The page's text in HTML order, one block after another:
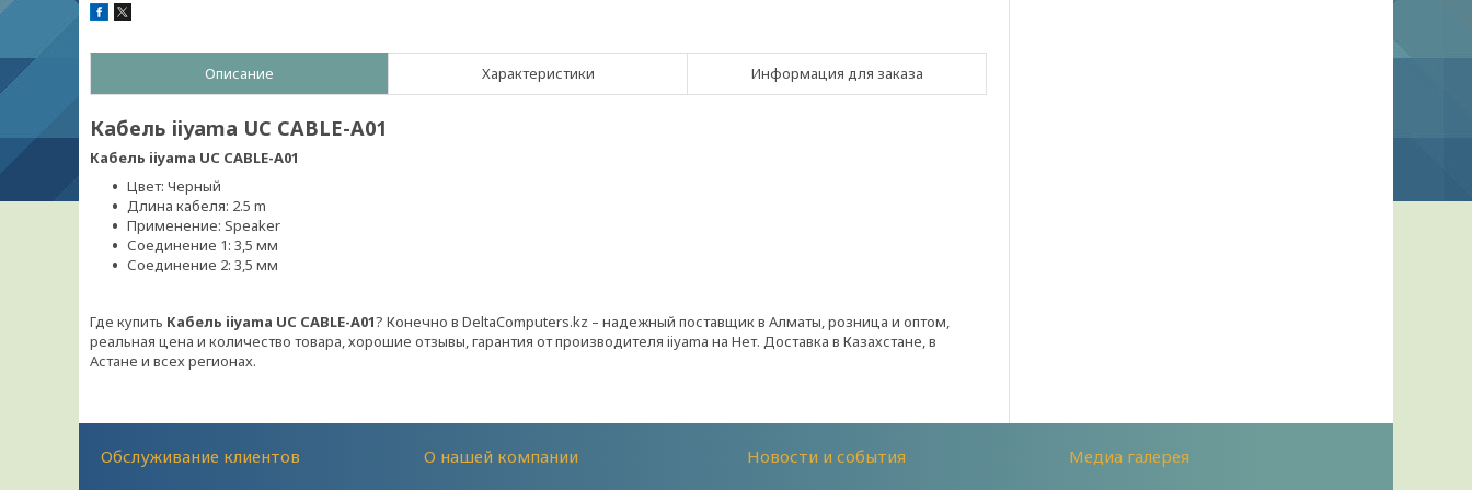
Описание Характеристики Информация для заказа
Кабель iiyama UC CABLE-A01
Кабель iiyama UC CABLE-A01
Цвет: Черный
Длина кабеля: 2.5 m
Применение: Speaker
Соединение 1: 3,5 мм
Соединение 2: 3,5 мм
Где купить Кабель iiyama UC CABLE-A01? Конечно в DeltaComputers.kz – надежный поставщик в Алматы, розница и оптом,
реальная цена и количество товара, хорошие отзывы, гарантия от производителя iiyama на Нет. Доставка в Казахстане, в
Астане и всех регионах.
Обслуживание клиентов О нашей компании Новости и события Медиа галерея